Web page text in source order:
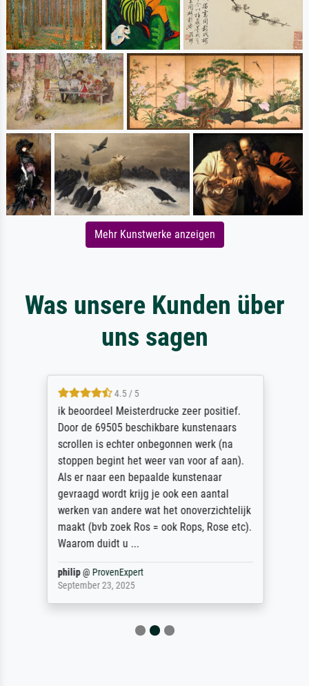
Mehr Kunstwerke anzeigen
Was unsere Kunden über
uns sagen
4.5 / 5
ik beoordeel Meisterdrucke zeer positief.
Door de 69505 beschikbare kunstenaars
scrollen is echter onbegonnen werk (na
stoppen begint het weer van voor af aan).
Als er naar een bepaalde kunstenaar
gevraagd wordt krijg je ook een aantal
werken van andere wat het onoverzichtelijk
maakt (bvb zoek Ros = ook Rops, Rose etc).
Waarom duidt u ...
philip@ ProvenExpert
September 23, 2025